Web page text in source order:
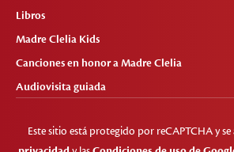
Libros
Madre Clelia Kids
Canciones en honor a Madre Clelia
Audiovisita guiada
Este sitio está protegido por reCAPTCHA y se